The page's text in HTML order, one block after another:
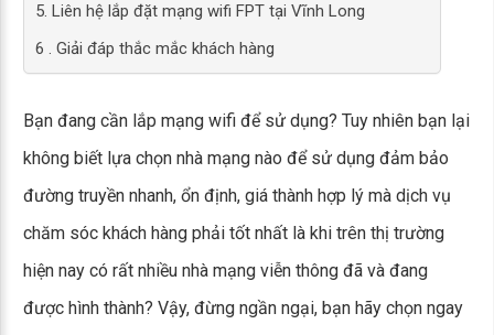
5. Liên hệ lắp đặt mạng wifi FPT tại Vĩnh Long
6 . Giải đáp thắc mắc khách hàng
Bạn đang cần lắp mạng wifi để sử dụng? Tuy nhiên bạn lại
không biết lựa chọn nhà mạng nào để sử dụng đảm bảo
đường truyền nhanh, ổn định, giá thành hợp lý mà dịch vụ
chăm sóc khách hàng phải tốt nhất là khi trên thị trường
hiện nay có rất nhiều nhà mạng viễn thông đã và đang
được hình thành? Vậy, đừng ngần ngại, bạn hãy chọn ngay